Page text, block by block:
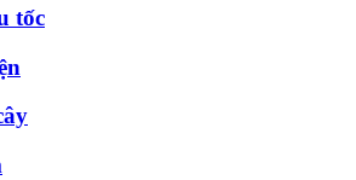
tốc